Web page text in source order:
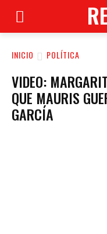
INICIO POLÍTICA
VIDEO:
QUE MAURIS
GARCÍA